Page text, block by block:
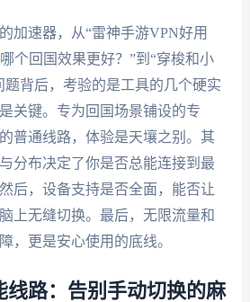
加速器，从“雷神手游VPN好用
个回国效果更好？”到“穿梭和小
题背后，考验的是工具的几个硬实
关键。专为回国场景铺设的专
普通线路，体验是天壤之别。其
分布决定了你是否总能连接到最
后，设备支持是否全面，能否让
上无缝切换。最后，无限流量和
，更是安心使用的底线。
线路：告别手动切换的麻